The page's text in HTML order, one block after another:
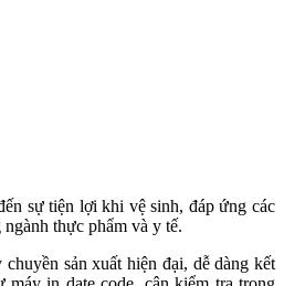
sự tiện lợi khi vệ sinh, đáp ứng các
thực phẩm và y tế.
sản xuất hiện đại, dễ dàng kết